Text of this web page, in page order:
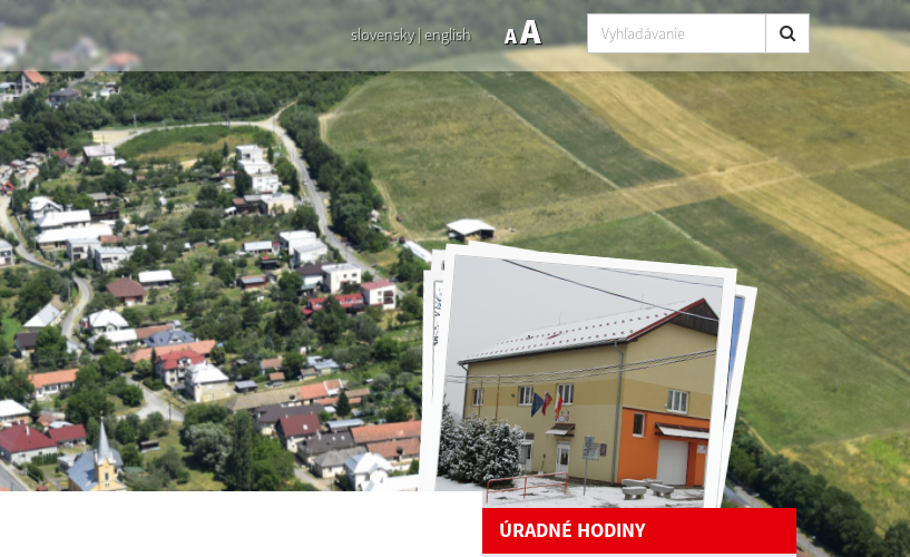
slovensky|english AA
ÚRADNÉ HODINY